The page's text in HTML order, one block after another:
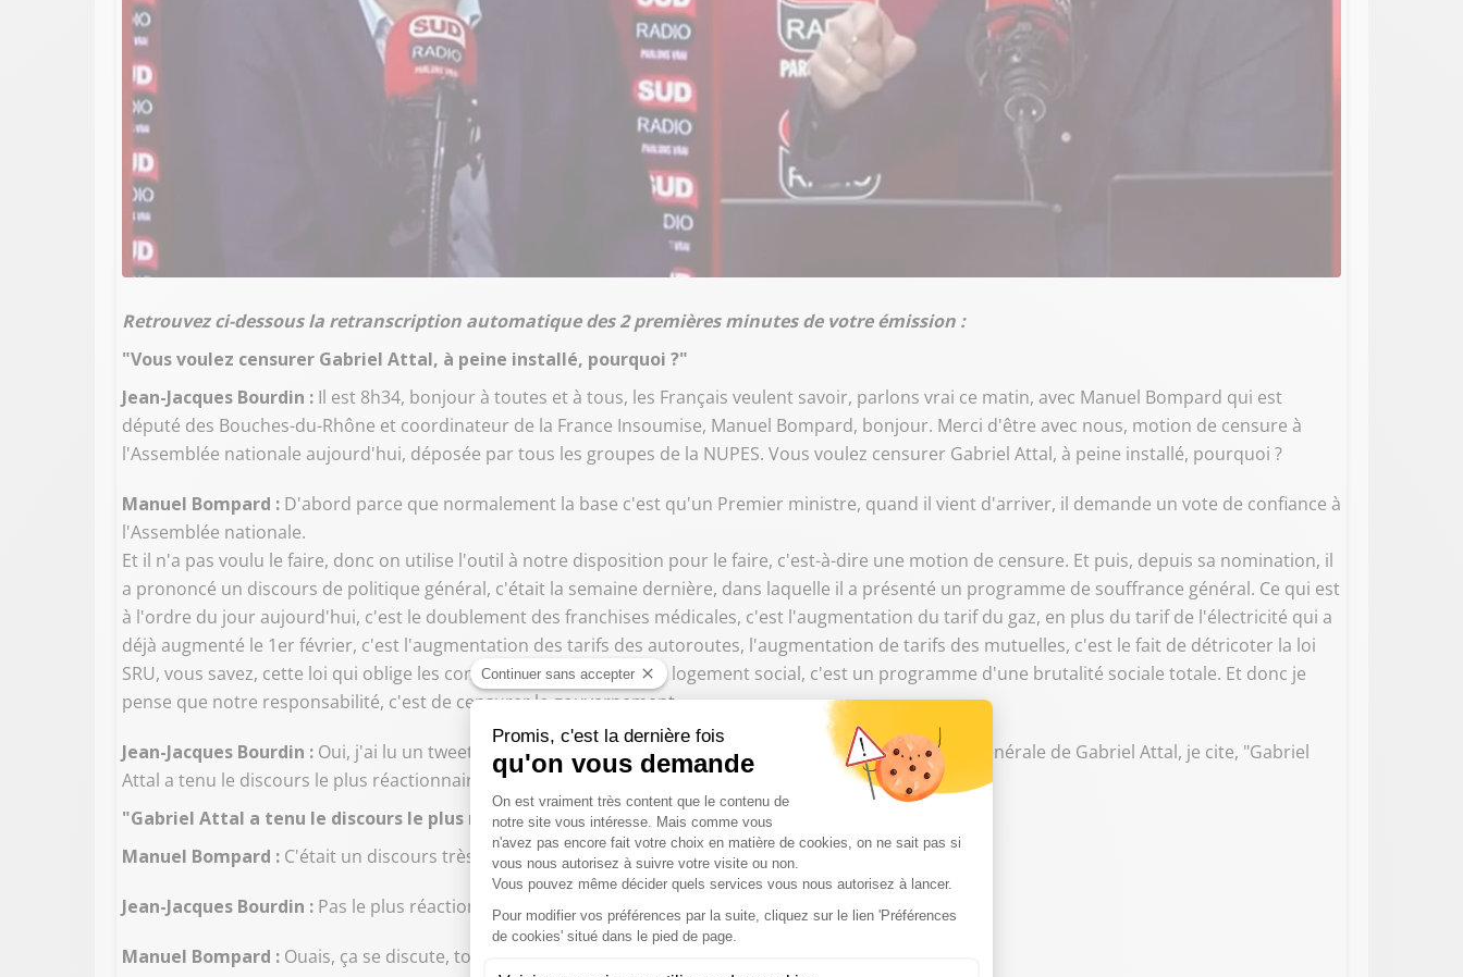
Retrouvez ci-dessous la retranscription automatique des 2 premières minutes de votre émission :
"Vous voulez censurer Gabriel Attal, à peine installé, pourquoi ?"
Jean-Jacques Bourdin : Il est 8h34, bonjour à toutes et à tous, les Français veulent savoir, parlons vrai ce matin, avec Manuel Bompard qui est
député des Bouches-du-Rhône et coordinateur de la France Insoumise, Manuel Bompard, bonjour. Merci d'être avec nous, motion de censure à
l'Assemblée nationale aujourd'hui, déposée par tous les groupes de la NUPES. Vous voulez censurer Gabriel Attal, à peine installé, pourquoi ?
Manuel Bompard : D'abord parce que normalement la base c'est qu'un Premier ministre, quand il vient d'arriver, il demande un vote de confiance à
l'Assemblée nationale.
Et il n'a pas voulu le faire, donc on utilise l'outil à notre disposition pour le faire, c'est-à-dire une motion de censure. Et puis, depuis sa nomination, il
a prononcé un discours de politique général, c'était la semaine dernière, dans laquelle il a présenté un programme de souffrance général. Ce qui est
à l'ordre du jour aujourd'hui, c'est le doublement des franchises médicales, c'est l'augmentation du tarif du gaz, en plus du tarif de l'électricité qui a
déjà augmenté le 1er février, c'est l'augmentation des tarifs des autoroutes, l'augmentation de tarifs des mutuelles, c'est le fait de détricoter la loi
SRU, vous savez, cette loi qui oblige les communes à construire du logement social, c'est un programme d'une brutalité sociale totale. Et donc je
pense que notre responsabilité, c'est de censurer le gouvernement.
Jean-Jacques Bourdin : Oui, j'ai lu un tweet de Jean-Luc Mélenchon publié après le discours de politique générale de Gabriel Attal, je cite, "Gabriel
Attal a tenu le discours le plus réactionnaire depuis un siècle." Le plus réactionnaire depuis un siècle ?
"Gabriel Attal a tenu le discours le plus réactionnaire depuis un siècle."
Manuel Bompard : C'était un discours très réactionnaire, oui.
Jean-Jacques Bourdin : Pas le plus réactionnaire depuis un siècle.
Manuel Bompard : Ouais, ça se discute, tout est comparable.